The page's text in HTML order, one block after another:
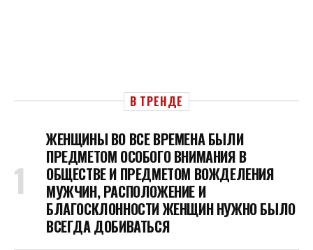
В ТРЕНДЕ
ЖЕНЩИНЫ ВО ВСЕ ВРЕМЕНА БЫЛИ
ПРЕДМЕТОМ ОСОБОГО ВНИМАНИЯ В
ОБЩЕСТВЕ И ПРЕДМЕТОМ ВОЖДЕЛЕНИЯ
МУЖЧИН, РАСПОЛОЖЕНИЕ И
БЛАГОСКЛОННОСТИ ЖЕНЩИН НУЖНО БЫЛО
ВСЕГДА ДОБИВАТЬСЯ